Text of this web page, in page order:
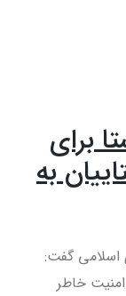
برای
به
اسلامی گفت:
خاطر